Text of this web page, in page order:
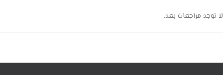
لا توجد مراجعات بعد.